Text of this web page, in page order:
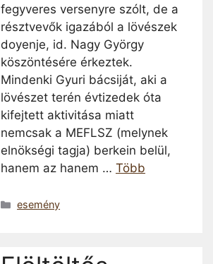
fegyveres versenyre szólt, de a
résztvevők igazából a lövészek
doyenje, id. Nagy György
köszöntésére érkeztek.
Mindenki Gyuri bácsiját, aki a
lövészet terén évtizedek óta
kifejtett aktivitása miatt
nemcsak a MEFLSZ (melynek
elnökségi tagja) berkein belül,
hanem az hanem … Több
Kategória
esemény